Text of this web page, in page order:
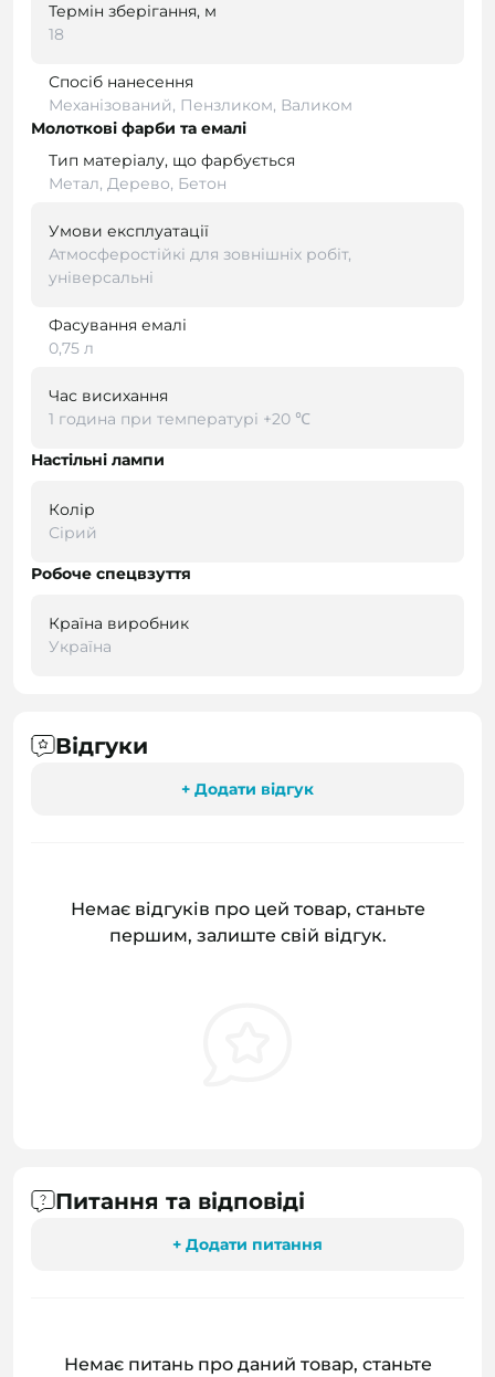
Термін зберігання, м
18
Спосіб нанесення
Механізований, Пензликом, Валиком
Молоткові фарби та емалі
Тип матеріалу, що фарбується
Метал, Дерево, Бетон
Умови експлуатації
Атмосферостійкі для зовнішніх робіт,
універсальні
Фасування емалі
0,75 л
Час висихання
1 година при температурі +20 ℃
Настільні лампи
Колір
Сірий
Робоче спецвзуття
Країна виробник
Україна
Відгуки
+ Додати відгук
Немає відгуків про цей товар, станьте
першим, залиште свій відгук.
Питання та відповіді
+ Додати питання
Немає питань про даний товар, станьте